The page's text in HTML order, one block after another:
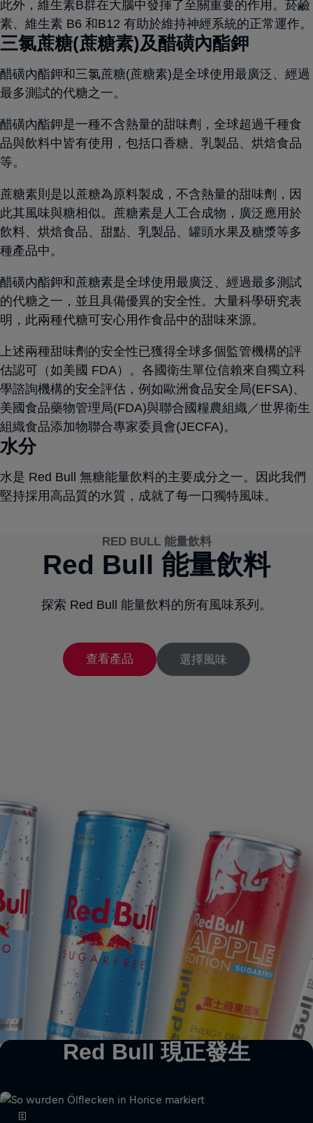
此外，維生素B群在大腦中發揮了至關重要的作用。菸鹼
素、維生素 B6 和B12 有助於維持神經系統的正常運作。
三氯蔗糖(蔗糖素)及醋磺內酯鉀
醋磺內酯鉀和三氯蔗糖(蔗糖素)是全球使用最廣泛、經過
最多測試的代糖之一。
醋磺內酯鉀是一種不含熱量的甜味劑，全球超過千種食
品與飲料中皆有使用，包括口香糖、乳製品、烘焙食品
等。
蔗糖素則是以蔗糖為原料製成，不含熱量的甜味劑，因
此其風味與糖相似。蔗糖素是人工合成物，廣泛應用於
飲料、烘焙食品、甜點、乳製品、罐頭水果及糖漿等多
種產品中。
醋磺內酯鉀和蔗糖素是全球使用最廣泛、經過最多測試
的代糖之一，並且具備優異的安全性。大量科學研究表
明，此兩種代糖可安心用作食品中的甜味來源。
上述兩種甜味劑的安全性已獲得全球多個監管機構的評
估認可（如美國 FDA）。各國衛生單位信賴來自獨立科
學諮詢機構的安全評估，例如歐洲食品安全局(EFSA)、
美國食品藥物管理局(FDA)與聯合國糧農組織／世界衛生
組織食品添加物聯合專家委員會(JECFA)。
水分
水是 Red Bull 無糖能量飲料的主要成分之一。因此我們
堅持採用高品質的水質，成就了每一口獨特風味。
Red Bull 能量飲料
RED BULL 能量飲料
探索 Red Bull 能量飲料的所有風味系列。
查看產品 選擇風味
Red Bull 零卡能量飲料
RED BULL 能量飲料
探索 Red Bull 能量飲料的所有風味系列。
查看產品 選擇風味
Red Bull 無糖能量飲料
RED BULL 能量飲料
探索 Red Bull 能量飲料的所有風味系列。
查看產品 選擇風味
Red Bull Apple Edition
Sugarfree
RED BULL 能量飲料
The White Edition
RED BULL 能量飲料
探索 Red Bull 能量飲料的所有風味系列。
查看產品 選擇風味
The Purple Edition
RED BULL 能量飲料
探索 Red Bull 能量飲料的所有風味系列。
查看產品 選擇風味
Red Bull 能量飲料
RED BULL 能量飲料
探索 Red Bull 能量飲料的所有風味系列。
查看產品 選擇風味
Red Bull 零卡能量飲料
RED BULL 能量飲料
探索 Red Bull 能量飲料的所有風味系列。
查看產品 選擇風味
Red Bull 無糖能量飲料
RED BULL 能量飲料
探索 Red Bull 能量飲料的所有風味系列。
查看產品 選擇風味
Red Bull Apple Edition
Sugarfree
RED BULL 能量飲料
The White Edition
RED BULL 能量飲料
探索 Red Bull 能量飲料的所有風味系列。
查看產品 選擇風味
The Purple Edition
RED BULL 能量飲料
探索 Red Bull 能量飲料的所有風味系列。
查看產品 選擇風味
量飲料
Red Bull 無糖能量飲料
Red Bull Apple
Red Bull 現正發生